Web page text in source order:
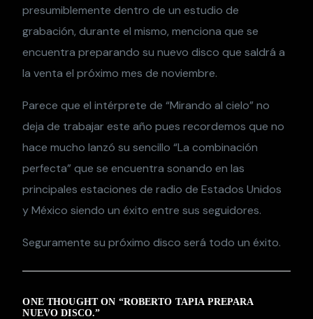
presumiblemente dentro de un estudio de
grabación, durante el mismo, menciona que se
encuentra preparando su nuevo disco que saldrá a
la venta el próximo mes de noviembre.
Parece que el intérprete de “Mirando al cielo” no
deja de trabajar este año pues recordemos que no
hace mucho lanzó su sencillo “La combinación
perfecta” que se encuentra sonando en las
principales estaciones de radio de Estados Unidos
y México siendo un éxito entre sus seguidores.
Seguramente su próximo disco será todo un éxito.
ONE THOUGHT ON “ROBERTO TAPIA PREPARA
NUEVO DISCO.”